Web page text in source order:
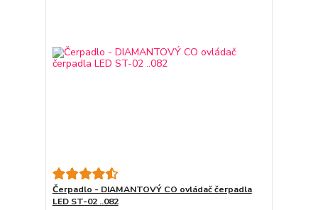
Čerpadlo - DIAMANTOVÝ CO ovládač čerpadla
LED ST-02 ..082